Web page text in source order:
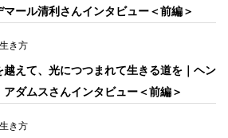
マール清利さんインタビュー＜前編＞
き方
越えて、光につつまれて生きる道を｜ヘン
アダムスさんインタビュー＜前編＞
き方